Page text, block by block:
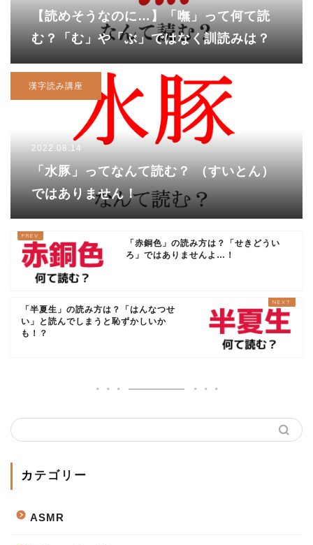
【読めそうなのに…】「嘸」って何て読
む？「む」や「ぶ」ではなく訓読みは？
漢字読み講座
2022.08.14
「水豚」ってなんて読む？ （すいとん）
ではありません！
「赤銅色」の読み方は？「せきどうい
ろ」ではありませんよ…！
「半夏生」の読み方は？「はんなつせ
い」と読んでしまうと恥ずかしいか
も！？
カテゴリー
ASMR